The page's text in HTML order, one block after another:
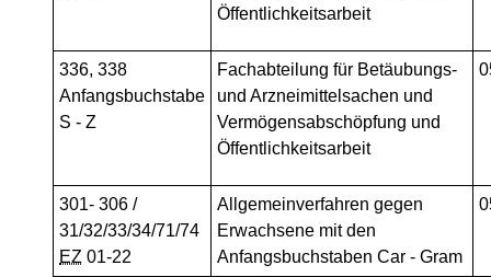
Öffentlichkeitsarbeit
336, 338
Anfangsbuchstabe
S - Z
Fachabteilung für Betäubungs-
und Arzneimittelsachen und
Vermögensabschöpfung und
Öffentlichkeitsarbeit
301- 306 /
31/32/33/34/71/74
EZ 01-22
Allgemeinverfahren gegen
Erwachsene mit den
Anfangsbuchstaben Car - Gram